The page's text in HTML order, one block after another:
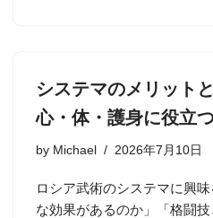
システマのメリット
心・体・護身に役立
by Michael 2026年7月10日
ロシア武術のシステマに興
な効果があるのか」「格闘